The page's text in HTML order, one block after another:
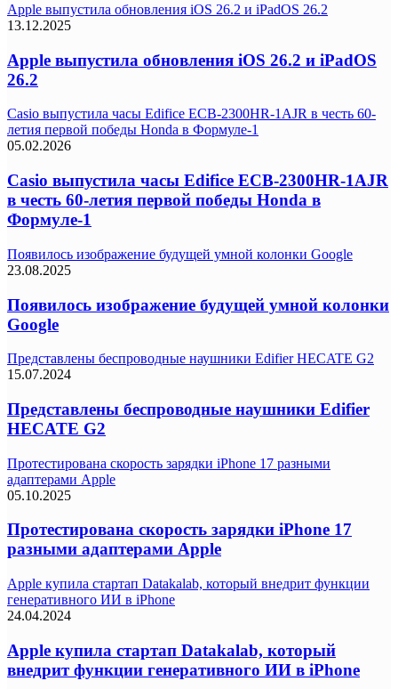
Apple выпустила обновления iOS 26.2 и iPadOS 26.2
13.12.2025
Apple выпустила обновления iOS 26.2 и iPadOS
26.2
Casio выпустила часы Edifice ECB-2300HR-1AJR в честь 60-
летия первой победы Honda в Формуле-1
05.02.2026
Casio выпустила часы Edifice ECB-2300HR-1AJR
в честь 60-летия первой победы Honda в
Формуле-1
Появилось изображение будущей умной колонки Google
23.08.2025
Появилось изображение будущей умной колонки
Google
Представлены беспроводные наушники Edifier HECATE G2
15.07.2024
Представлены беспроводные наушники Edifier
HECATE G2
Протестирована скорость зарядки iPhone 17 разными
адаптерами Apple
05.10.2025
Протестирована скорость зарядки iPhone 17
разными адаптерами Apple
Apple купила стартап Datakalab, который внедрит функции
генеративного ИИ в iPhone
24.04.2024
Apple купила стартап Datakalab, который
внедрит функции генеративного ИИ в iPhone